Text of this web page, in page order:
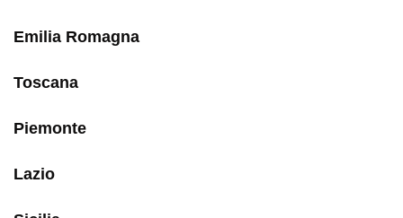
Emilia Romagna
Toscana
Piemonte
Lazio